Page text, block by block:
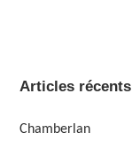
Articles récents
Chamberlan